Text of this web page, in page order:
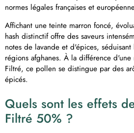
normes légales françaises et
Affichant une teinte marron foncé,
hash distinctif offre des saveurs
notes de lavande et d'épices,
régions afghanes. À la différence
Filtré, ce pollen se distingue par des
épicés.
Quels sont les effets
Filtré 50% ?